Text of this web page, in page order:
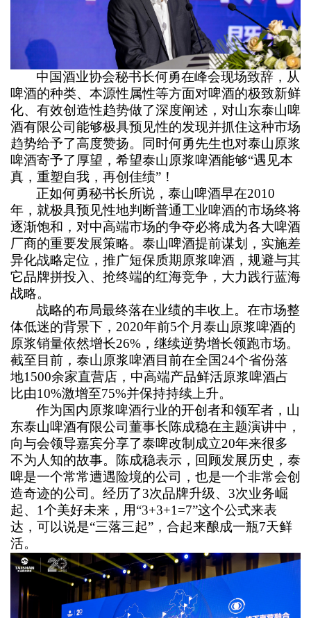
中国酒业协会秘书长何勇在峰会现场致辞，从
啤酒的种类、本源性属性等方面对啤酒的极致新鲜
化、有效创造性趋势做了深度阐述，对山东泰山啤
酒有限公司能够极具预见性的发现并抓住这种市场
趋势给予了高度赞扬。同时何勇先生也对泰山原浆
啤酒寄予了厚望，希望泰山原浆啤酒能够“遇见本
真，重塑自我，再创佳绩”！
正如何勇秘书长所说，泰山啤酒早在2010
年，就极具预见性地判断普通工业啤酒的市场终将
逐渐饱和，对中高端市场的争夺必将成为各大啤酒
厂商的重要发展策略。泰山啤酒提前谋划，实施差
异化战略定位，推广短保质期原浆啤酒，规避与其
它品牌拼投入、抢终端的红海竞争，大力践行蓝海
战略。
战略的布局最终落在业绩的丰收上。在市场整
体低迷的背景下，2020年前5个月泰山原浆啤酒的
原浆销量依然增长26%，继续逆势增长领跑市场。
截至目前，泰山原浆啤酒目前在全国24个省份落
地1500余家直营店，中高端产品鲜活原浆啤酒占
比由10%激增至75%并保持持续上升。
作为国内原浆啤酒行业的开创者和领军者，山
东泰山啤酒有限公司董事长陈成稳在主题演讲中，
向与会领导嘉宾分享了泰啤改制成立20年来很多
不为人知的故事。陈成稳表示，回顾发展历史，泰
啤是一个常常遭遇险境的公司，也是一个非常会创
造奇迹的公司。经历了3次品牌升级、3次业务崛
起、1个美好未来，用“3+3+1=7”这个公式来表
达，可以说是“三落三起”，合起来酿成一瓶7天鲜
活。